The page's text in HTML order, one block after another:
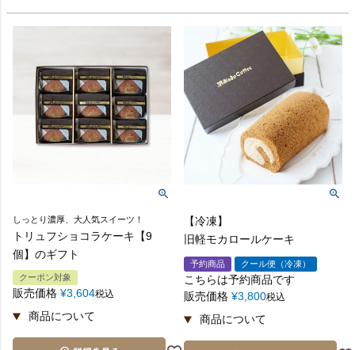
しっとり濃厚、大人気スイーツ！
トリュフショコラケーキ【9
個】のギフト
クーポン対象
販売価格 ¥3,604税込
【冷凍】
旧軽モカロールケーキ
予約商品 クール便（冷凍）
こちらは予約商品です
販売価格 ¥3,800税込